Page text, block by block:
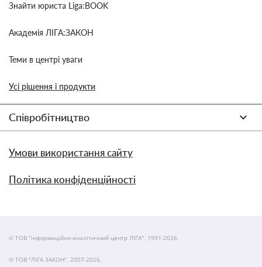
Знайти юриста Liga:BOOK
Академія ЛІГА:ЗАКОН
Теми в центрі уваги
Усі рішення і продукти
Співробітництво
Умови використання сайту
Політика конфіденційності
© ТОВ "інформаційно-аналітичний центр ЛІГА", 1991-2026.
© ТОВ "ЛІГА ЗАКОН", 2007-2026.